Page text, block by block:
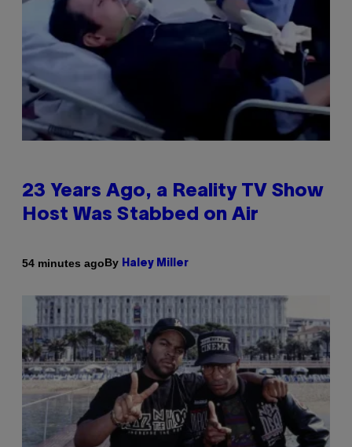
23 Years Ago, a Reality TV Show
Host Was Stabbed on Air
54 minutes agoBy Haley Miller